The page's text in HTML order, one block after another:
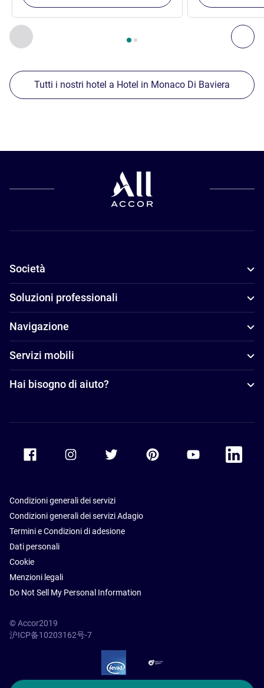
Precedente - Nostre ulteriori strutture nelle vicinanze
Pagina , Nostre ulteriori strutture nelle vicinanze 1 :,
Tutti i nostri hotel a Hotel in Monaco Di Baviera
Società
Soluzioni professionali
Navigazione
Servizi mobili
Hai bisogno di aiuto?
Accor Facebook Accor TwitterAccor PinterestAccor Youtube
Accor
Condizioni generali dei servizi
Condizioni generali dei servizi Adagio
Termini e Condizioni di adesione
Dati personali
Cookie
Menzioni legali
Do Not Sell My Personal Information
© Accor2019
沪ICP备10203162号-7